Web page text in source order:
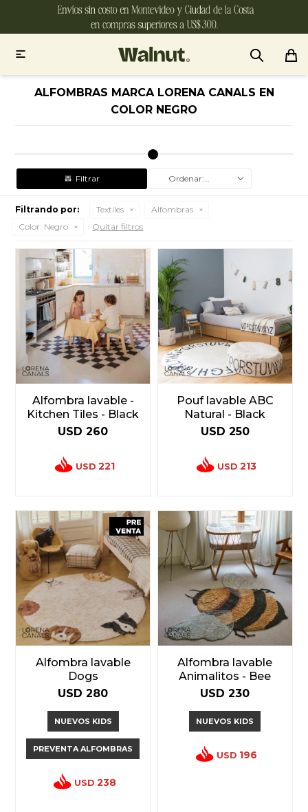

ALFOMBRAS MARCA LORENA CANALS EN
COLOR NEGRO
Recomendados
Filtrando por: Textiles
Alfombras
Color: Negro Quitar filtros
Alfombra lavable -
Kitchen Tiles - Black
USD 260
USD 221
Pouf lavable ABC
Natural - Black
USD 250
USD 213
Alfombra lavable
Dogs
USD 280
NUEVOS KIDS
PREVENTA ALFOMBRAS
USD 238
Alfombra lavable
Animalitos - Bee
USD 230
NUEVOS KIDS
USD 196